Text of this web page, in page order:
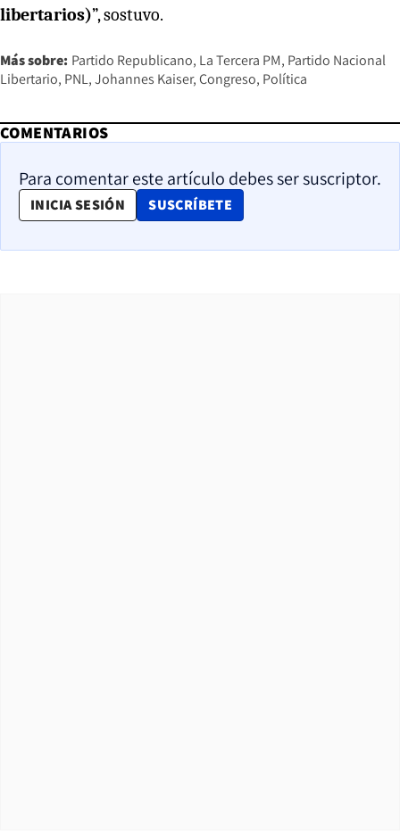
libertarios)”, sostuvo.
Más sobre: Partido Republicano La Tercera PM Partido Nacional
Libertario PNL Johannes Kaiser Congreso Política
COMENTARIOS
Para comentar este artículo debes ser suscriptor.
INICIA SESIÓN SUSCRÍBETE
OPENS IN NEW WINDOW